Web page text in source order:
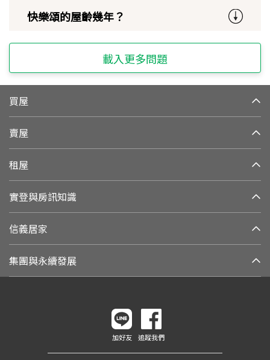
快樂頌的屋齡幾年？
載入更多問題
買屋
賣屋
租屋
實登與房訊知識
信義居家
集團與永續發展
加好友 追蹤我們